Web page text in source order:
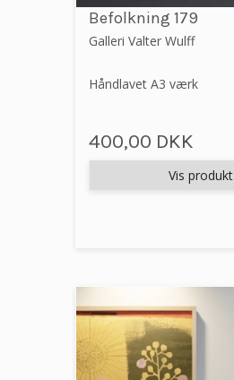
Befolkning 179
Galleri Valter Wulff
Håndlavet A3 værk
400,00 DKK
Vis produkt